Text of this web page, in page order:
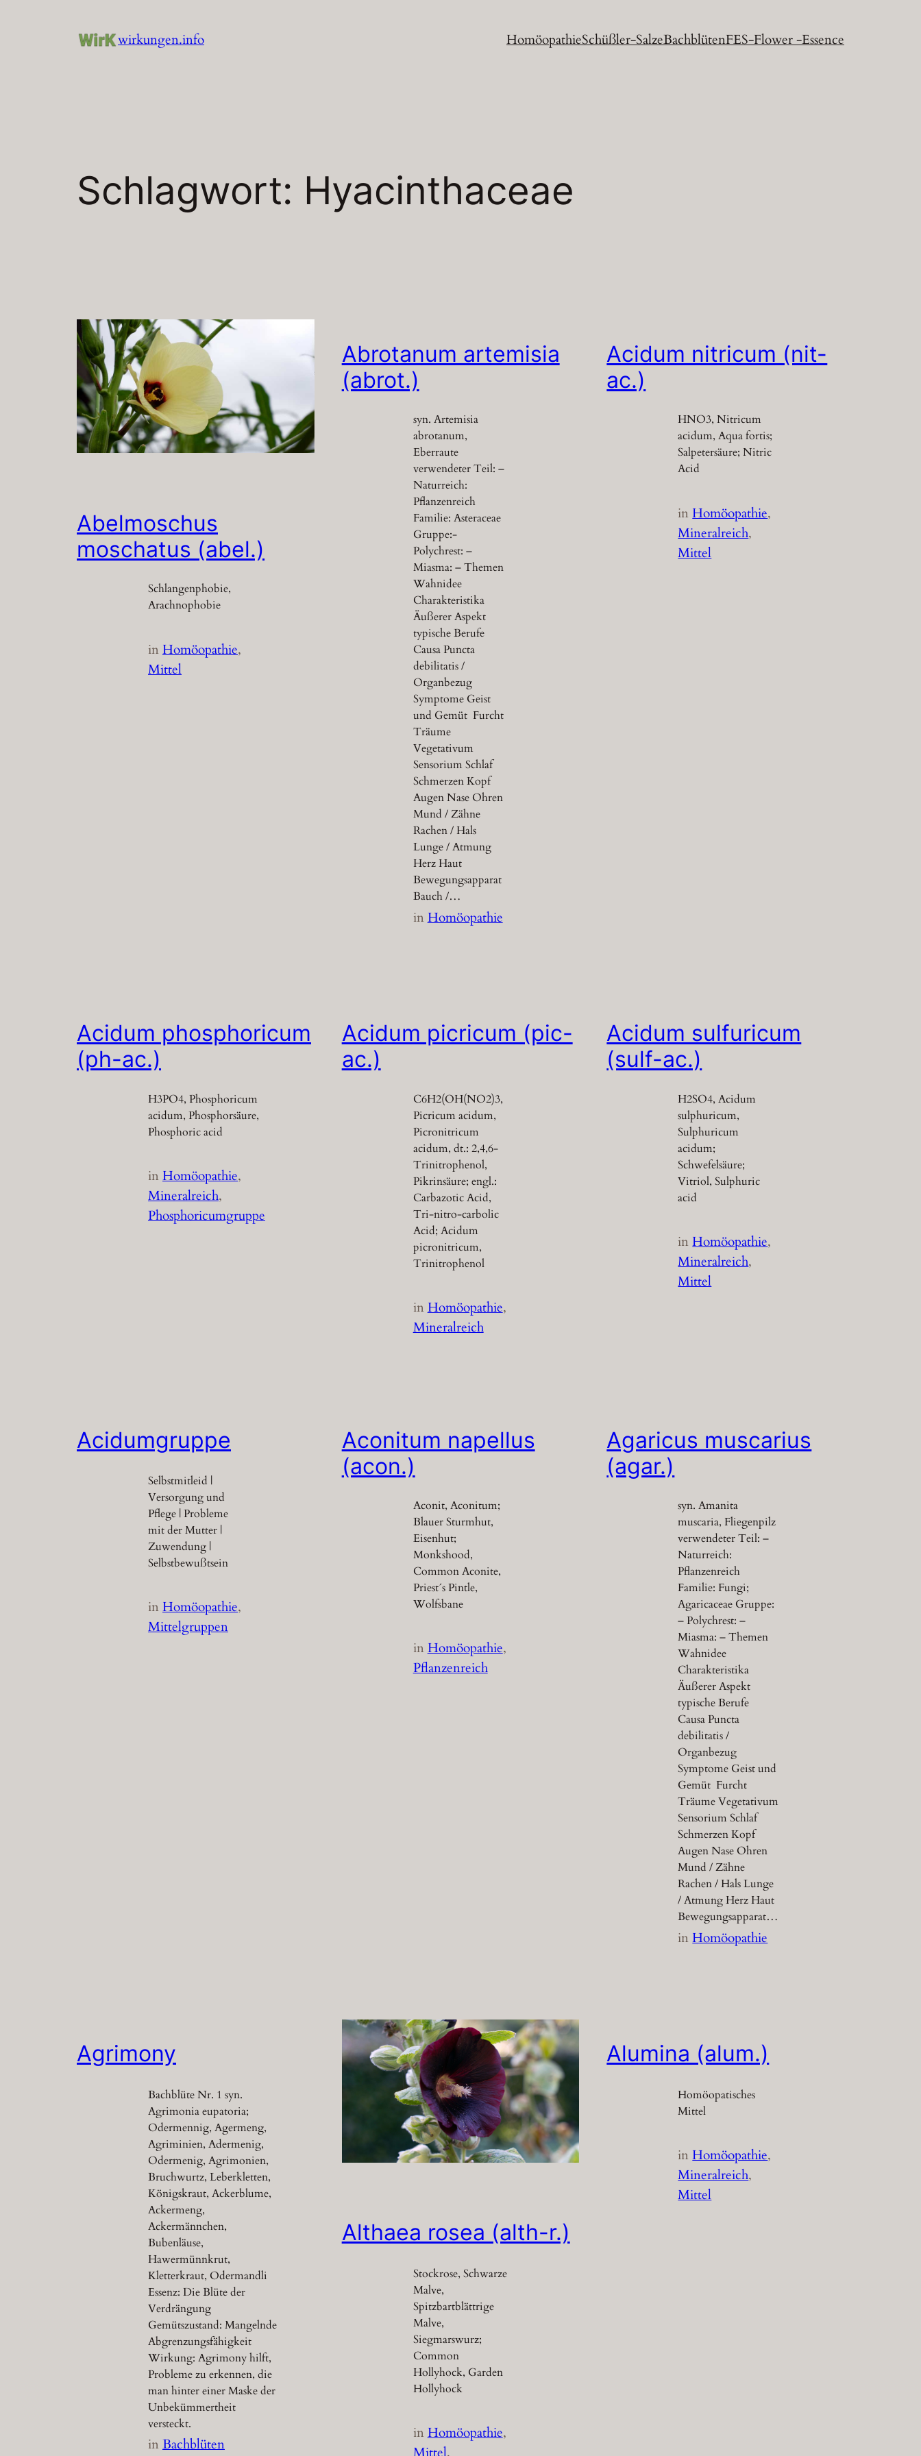
wirkungen.info HomöopathieSchüßler-SalzeBachblütenFES-Flower -Essence
Schlagwort: Hyacinthaceae
Abelmoschus
moschatus (abel.)
Schlangenphobie,
Arachnophobie
inHomöopathie
Mittel
Abrotanum artemisia
(abrot.)
syn. Artemisia
abrotanum,
Eberraute
verwendeter Teil: –
Naturreich:
Pflanzenreich
Familie: Asteraceae
Gruppe:-
Polychrest: –
Miasma: – Themen
Wahnidee
Charakteristika
Äußerer Aspekt
typische Berufe
Causa Puncta
debilitatis /
Organbezug
Symptome Geist
und Gemüt Furcht
Träume
Vegetativum
Sensorium Schlaf
Schmerzen Kopf
Augen Nase Ohren
Mund / Zähne
Rachen / Hals
Lunge / Atmung
Herz Haut
Bewegungsapparat
Bauch /…
inHomöopathie
Acidum nitricum (nit-
ac.)
HNO3, Nitricum
acidum, Aqua fortis;
Salpetersäure; Nitric
Acid
inHomöopathie
Mineralreich
Mittel
Acidum phosphoricum
(ph-ac.)
H3PO4, Phosphoricum
acidum, Phosphorsäure,
Phosphoric acid
inHomöopathie
Mineralreich
Phosphoricumgruppe
Acidum picricum (pic-
ac.)
C6H2(OH(NO2)3,
Picricum acidum,
Picronitricum
acidum, dt.: 2,4,6-
Trinitrophenol,
Pikrinsäure; engl.:
Carbazotic Acid,
Tri-nitro-carbolic
Acid; Acidum
picronitricum,
Trinitrophenol
inHomöopathie
Mineralreich
Acidum sulfuricum
(sulf-ac.)
H2SO4, Acidum
sulphuricum,
Sulphuricum
acidum;
Schwefelsäure;
Vitriol, Sulphuric
acid
inHomöopathie
Mineralreich
Mittel
Acidumgruppe
Selbstmitleid |
Versorgung und
Pflege | Probleme
mit der Mutter |
Zuwendung |
Selbstbewußtsein
inHomöopathie
Mittelgruppen
Aconitum napellus
(acon.)
Aconit, Aconitum;
Blauer Sturmhut,
Eisenhut;
Monkshood,
Common Aconite,
Priest´s Pintle,
Wolfsbane
inHomöopathie
Pflanzenreich
Agaricus muscarius
(agar.)
syn. Amanita
muscaria, Fliegenpilz
verwendeter Teil: –
Naturreich:
Pflanzenreich
Familie: Fungi;
Agaricaceae Gruppe:
– Polychrest: –
Miasma: – Themen
Wahnidee
Charakteristika
Äußerer Aspekt
typische Berufe
Causa Puncta
debilitatis /
Organbezug
Symptome Geist und
Gemüt Furcht
Träume Vegetativum
Sensorium Schlaf
Schmerzen Kopf
Augen Nase Ohren
Mund / Zähne
Rachen / Hals Lunge
/ Atmung Herz Haut
Bewegungsapparat…
inHomöopathie
Agrimony
Bachblüte Nr. 1 syn.
Agrimonia eupatoria;
Odermennig, Agermeng,
Agriminien, Adermenig,
Odermenig, Agrimonien,
Bruchwurtz, Leberkletten,
Königskraut, Ackerblume,
Ackermeng,
Ackermännchen,
Bubenläuse,
Hawermünnkrut,
Kletterkraut, Odermandli
Essenz: Die Blüte der
Verdrängung
Gemütszustand: Mangelnde
Abgrenzungsfähigkeit
Wirkung: Agrimony hilft,
Probleme zu erkennen, die
man hinter einer Maske der
Unbekümmertheit
versteckt.
inBachblüten
Althaea rosea (alth-r.)
Stockrose, Schwarze
Malve,
Spitzbartblättrige
Malve,
Siegmarswurz;
Common
Hollyhock, Garden
Hollyhock
inHomöopathie
Alumina (alum.)
Homöopatisches
Mittel
inHomöopathie
Mineralreich
Mittel